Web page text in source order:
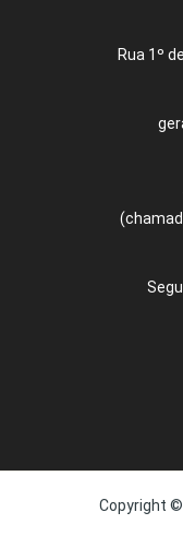
Rua 1º
Copyright